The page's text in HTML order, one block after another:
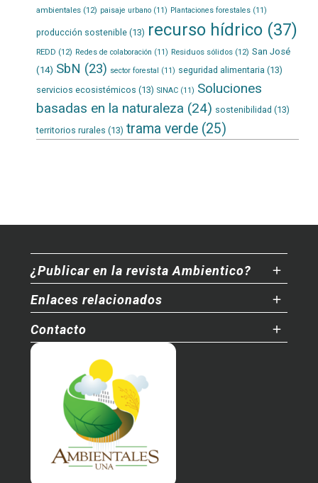
ambientales(12) paisaje urbano(11) Plantaciones forestales(11)
producción sostenible(13) recurso hídrico(37)
REDD (12) Redes de colaboración (11) Residuos sólidos(12) San José
(14) SbN (23) sector forestal (11) seguridad alimentaria (13)
servicios ecosistémicos (13) SINAC(11) Soluciones
basadas en la naturaleza (24) sostenibilidad (13)
territorios rurales (13) trama verde(25)
¿Publicar en la revista Ambientico?
Enlaces relacionados
Contacto